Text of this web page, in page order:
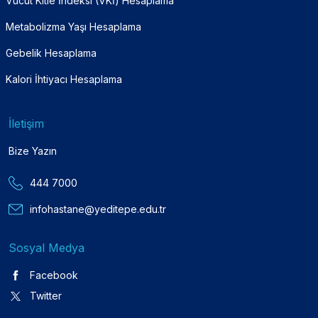
Metabolizma Yaşı Hesaplama
Gebelik Hesaplama
Kalori İhtiyacı Hesaplama
İletişim
Bize Yazın
444 7000
infohastane@yeditepe.edu.tr
Sosyal Medya
Facebook
Twitter